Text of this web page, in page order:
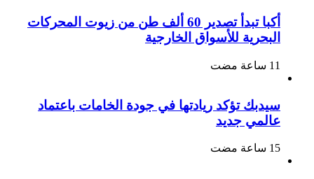
أكبا تبدأ تصدير 60 ألف طن من زيوت المحركات
البحرية للأسواق الخارجية
سيدبك تؤكد ريادتها في جودة الخامات باعتماد
عالمي جديد